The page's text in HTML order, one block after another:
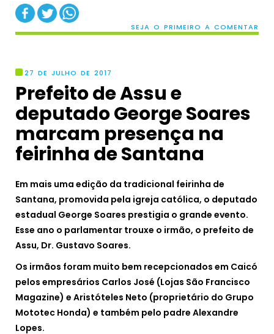
SEJA O PRIMEIRO A COMENTAR
27 DE JULHO DE 2017
Prefeito de Assu e
deputado George Soares
marcam presença na
feirinha de Santana
Em mais uma edição da tradicional feirinha de
Santana, promovida pela igreja católica, o deputado
estadual George Soares prestigia o grande evento.
Esse ano o parlamentar trouxe o irmão, o prefeito de
Assu, Dr. Gustavo Soares.
Os irmãos foram muito bem recepcionados em Caicó
pelos empresários Carlos José (Lojas São Francisco
Magazine) e Aristóteles Neto (proprietário do Grupo
Mototec Honda) e também pelo padre Alexandre
Lopes.